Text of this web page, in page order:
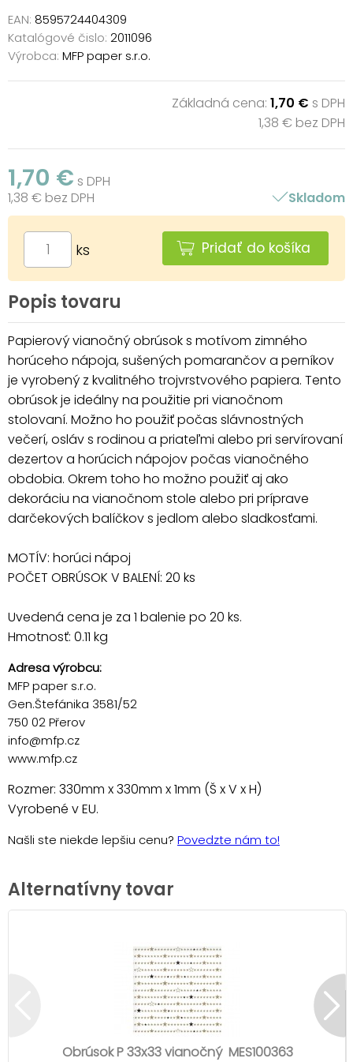
EAN: 8595724404309
Katalógové čislo: 2011096
Výrobca: MFP paper s.r.o.
Základná cena: 1,70 € s DPH
1,38 € bez DPH
1,70 € s DPH
1,38 € bez DPH
Skladom
ks Pridať do košíka
Popis tovaru
Papierový vianočný obrúsok s motívom zimného
horúceho nápoja, sušených pomarančov a perníkov
je vyrobený z kvalitného trojvrstvového papiera. Tento
obrúsok je ideálny na použitie pri vianočnom
stolovaní. Možno ho použiť počas slávnostných
večerí, osláv s rodinou a priateľmi alebo pri servírovaní
dezertov a horúcich nápojov počas vianočného
obdobia. Okrem toho ho možno použiť aj ako
dekoráciu na vianočnom stole alebo pri príprave
darčekových balíčkov s jedlom alebo sladkosťami.
MOTÍV: horúci nápoj
POČET OBRÚSOK V BALENÍ: 20 ks
Uvedená cena je za 1 balenie po 20 ks.
Hmotnosť: 0.11 kg
Adresa výrobcu:
MFP paper s.r.o.
Gen.Štefánika 3581/52
750 02 Přerov
info@mfp.cz
www.mfp.cz
Rozmer: 330mm x 330mm x 1mm (Š x V x H)
Vyrobené v EU.
Našli ste niekde lepšiu cenu? Povedzte nám to!
Alternatívny tovar
Obrúsok P 33x33 vianočný MES100363